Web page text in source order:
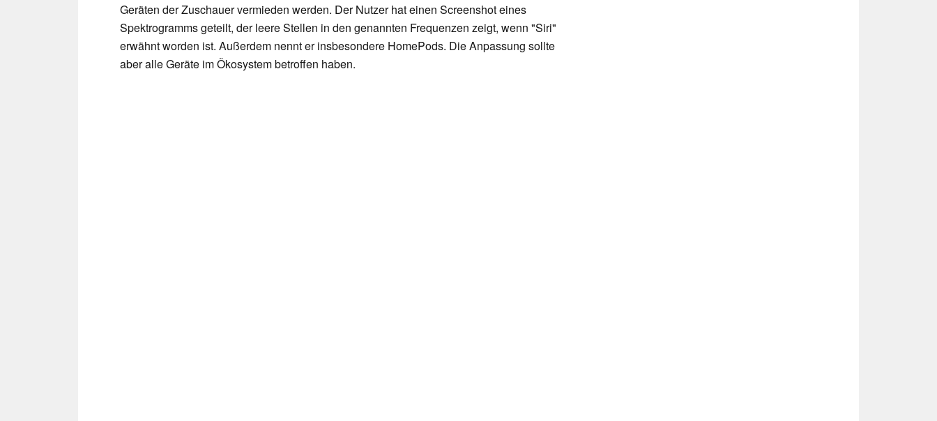
Geräten der Zuschauer vermieden werden. Der Nutzer hat einen Screenshot eines
Spektrogramms geteilt, der leere Stellen in den genannten Frequenzen zeigt, wenn "Siri"
erwähnt worden ist. Außerdem nennt er insbesondere HomePods. Die Anpassung sollte
aber alle Geräte im Ökosystem betroffen haben.